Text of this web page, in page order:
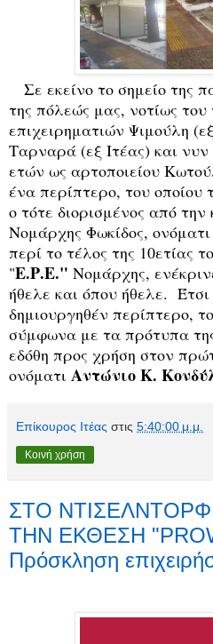
Σε εκείνο το σημείο της
της πόλεώς μας, νοτίως του
επιχειρηματιών Ψιμούλη
Ταρναρά (εξ Ιτέας) και
ετών ως αρτοποιείου
ένα περίπτερο, του οποίου
ο τότε διορισμένος από
Νομάρχης Φωκίδος,
περί το τέλος της 10ετίας
"Ε.Ρ.Ε." Νομάρχης,
ήθελε και όπου ήθελε. Έτσι
δημιουργηθέν περίπτερο,
σύμφωνα με τα πρότυπα
εδόθη προς χρήση στον
ονόματι Αντώνιο Κ.
Επίκουρος Ιτέας στις 5:40:00 μ.μ.
Κοινή χρήση
ΣΤΟ ΝΤΙΣΕΛΝΤΟΡΦ
ΤΗΝ ΕΚΘΕΣΗ
Πρόσκληση